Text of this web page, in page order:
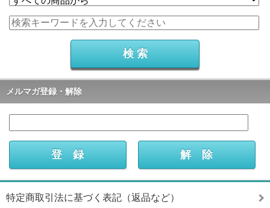
メルマガ登録・解除
特定商取引法に基づく表記（返品など）